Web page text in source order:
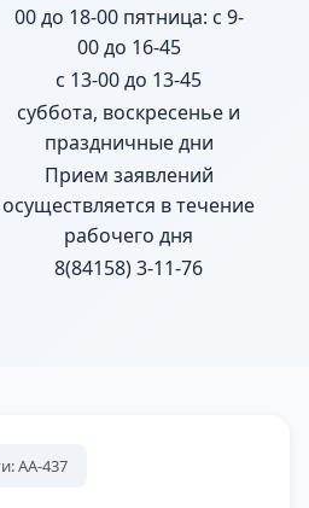
00 до 18-00 пятница: с 9-
00 до 16-45
с 13-00 до 13-45
суббота, воскресенье и
праздничные дни
Прием заявлений
осуществляется в течение
рабочего дня
8(84158) 3-11-76
АА-437